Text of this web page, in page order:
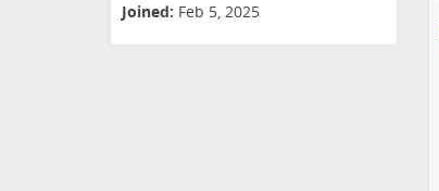
Joined: Feb 5, 2025